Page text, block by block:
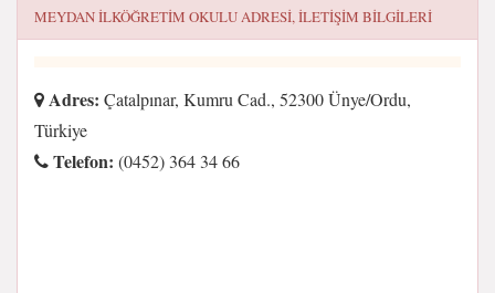
MEYDAN İLKÖĞRETIM OKULUADRESI, ILETIŞIM BILGILERI
Adres: Çatalpınar, Kumru Cad., 52300 Ünye/Ordu,
Türkiye
Telefon: (0452) 364 34 66